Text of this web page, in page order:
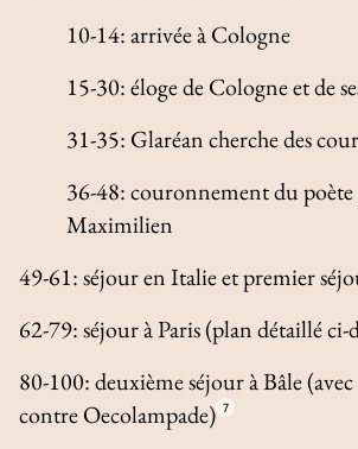
10-14: arrivée à Cologne
15-30: éloge de Cologne et de
31-35: Glaréan cherche des
36-48: couronnement du poète
Maximilien
49-61: séjour en Italie et premier
62-79: séjour à Paris (plan détaillé ci-
80-100: deuxième séjour à Bâle
contre Oecolampade) 7